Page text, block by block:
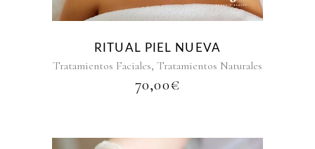
RITUAL PIEL NUEVA
Tratamientos Faciales, Tratamientos Naturales
70,00€